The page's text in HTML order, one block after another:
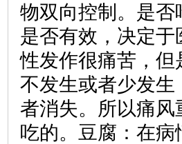
物双向控制。是
是否有效，决定
性发作很痛苦，
不发生或者少发
者消失。所以痛
吃的。豆腐：在